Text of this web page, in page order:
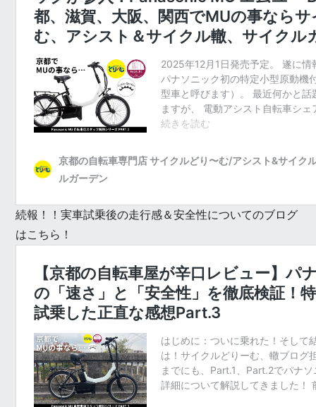
続報！！実車試乗後の走行感＆安全性についてのブログ
はこちら！